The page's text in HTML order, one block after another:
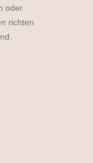
oder
richten